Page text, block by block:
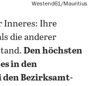
Westend61/Mauritius
Inneres: Ihre
die anderer
Den höchsten
in den
den Bezirksamt-